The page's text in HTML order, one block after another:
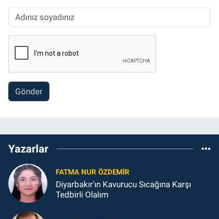
Gönder
Yazarlar
FATMA NUR ÖZDEMIR
Diyarbakır'ın Kavurucu Sıcağına Karşı
Tedbirli Olalım